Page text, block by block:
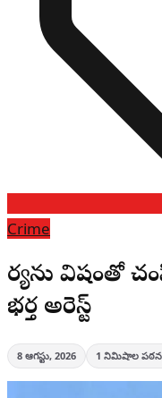
Crime
భార్యను విషంతో
భర్త అరెస్ట్
8 ఆగస్టు, 2026 1 నిమిషాల